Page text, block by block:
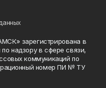
зарегистрирована в
надзору в сфере связи,
коммуникаций по
номер ПИ № ТУ